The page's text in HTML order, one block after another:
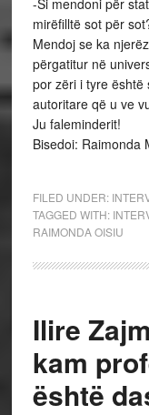
-Si mendoni për
mirëfilltë sot për
Mendoj se ka
përgatitur në
por zëri i tyre
autoritare që u ve
Ju faleminderit!
Bisedoi: Raimonda
FILED UNDER:
TAGGED WITH:
RAIMONDA OISIU
Ilire
kam
është